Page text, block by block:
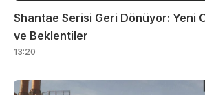
Shantae Serisi Geri Dönüyor: Yeni
ve Beklentiler
13:20